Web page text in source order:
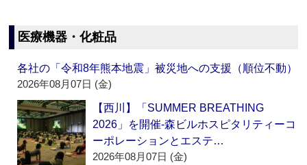
医療機器・化粧品
各社の「令和8年熊本地震」被災地への支援（順位不動）
2026年08月07日 (金)
【西川】「SUMMER BREATHING
2026」を開催‐森ビルホスピタリティーコ
ーポレーションとエステ…
2026年08月07日 (金)